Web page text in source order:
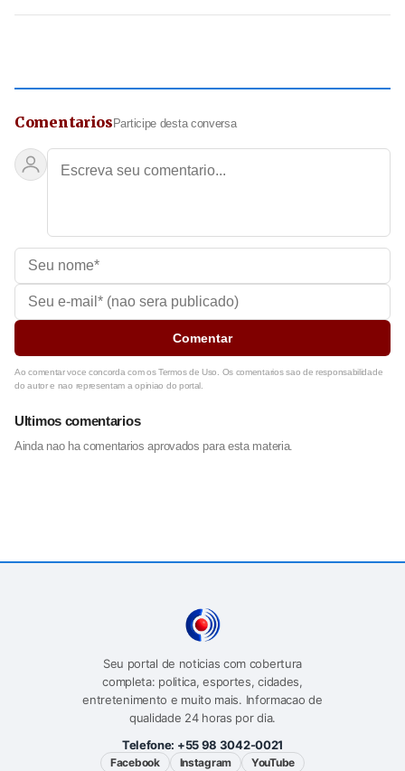
Comentarios Participe desta conversa
Comentar
Ao comentar voce concorda com os Termos de Uso. Os comentarios sao de responsabilidade
do autor e nao representam a opiniao do portal.
Ultimos comentarios
Ainda nao ha comentarios aprovados para esta materia.
Seu portal de noticias com cobertura
completa: politica, esportes, cidades,
entretenimento e muito mais. Informacao de
qualidade 24 horas por dia.
Telefone: +55 98 3042-0021
Facebook Instagram YouTube